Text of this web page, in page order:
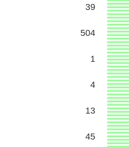
39
504
1
4
13
45